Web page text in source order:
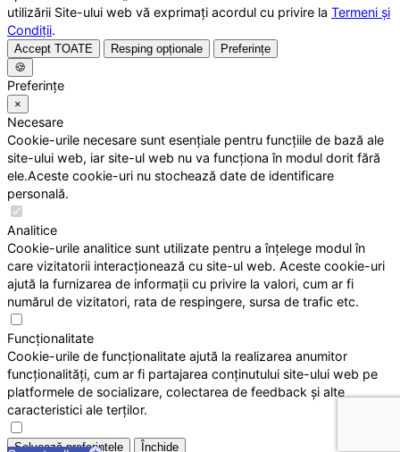
utilizării Site-ului web vă exprimați acordul cu privire la Termeni și
Condiții.
Accept TOATE Resping opționale
Preferințe
🍪
Preferințe
×
Necesare
Cookie-urile necesare sunt esențiale pentru funcțiile de bază ale
site-ului web, iar site-ul web nu va funcționa în modul dorit fără
ele.Aceste cookie-uri nu stochează date de identificare
personală.
Analitice
Cookie-urile analitice sunt utilizate pentru a înțelege modul în
care vizitatorii interacționează cu site-ul web. Aceste cookie-uri
ajută la furnizarea de informații cu privire la valori, cum ar fi
numărul de vizitatori, rata de respingere, sursa de trafic etc.
Funcționalitate
Cookie-urile de funcționalitate ajută la realizarea anumitor
funcționalități, cum ar fi partajarea conținutului site-ului web pe
platformele de socializare, colectarea de feedback și alte
caracteristici ale terților.
Salvează preferințele Închide